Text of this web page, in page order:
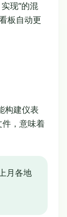
现”的混
板自动更
构建仪表
，意味着
月各地